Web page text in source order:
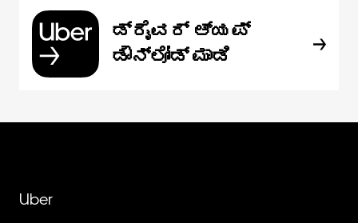
ಡ್ರೈವರ್ ಆ್ಯಪ್
ಡೌನ್‌ಲೋಡ್ ಮಾಡಿ
Uber